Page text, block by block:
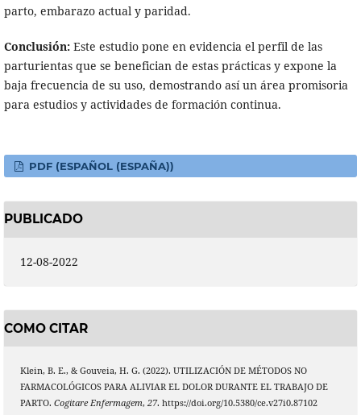
parto, embarazo actual y paridad.
Conclusión:Este estudio pone en evidencia el perfil de las
parturientas que se benefician de estas prácticas y expone la
baja frecuencia de su uso, demostrando así un área promisoria
para estudios y actividades de formación continua.
PDF (ESPAÑOL (ESPAÑA))
PUBLICADO
12-08-2022
COMO CITAR
Klein, B. E., & Gouveia, H. G. (2022). UTILIZACIÓN DE MÉTODOS NO
FARMACOLÓGICOS PARA ALIVIAR EL DOLOR DURANTE EL TRABAJO DE
PARTO. Cogitare Enfermagem, 27. https://doi.org/10.5380/ce.v27i0.87102